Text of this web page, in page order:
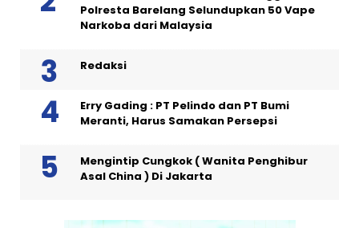
Polresta Barelang Selundupkan 50 Vape
Narkoba dari Malaysia
Redaksi
Erry Gading : PT Pelindo dan PT Bumi
Meranti, Harus Samakan Persepsi
Mengintip Cungkok ( Wanita Penghibur
Asal China ) Di Jakarta